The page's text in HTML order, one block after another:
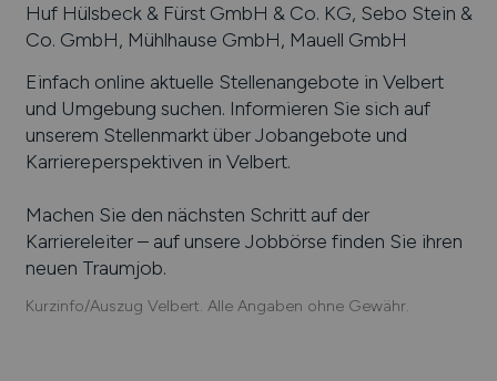
Huf Hülsbeck & Fürst GmbH & Co. KG, Sebo Stein &
Co. GmbH, Mühlhause GmbH, Mauell GmbH
Einfach online aktuelle Stellenangebote in Velbert
und Umgebung suchen. Informieren Sie sich auf
unserem Stellenmarkt über Jobangebote und
Karriereperspektiven in Velbert.
Machen Sie den nächsten Schritt auf der
Karriereleiter – auf unsere Jobbörse finden Sie ihren
neuen Traumjob.
Kurzinfo/Auszug Velbert. Alle Angaben ohne Gewähr.